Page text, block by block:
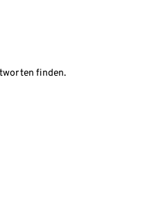
finden.